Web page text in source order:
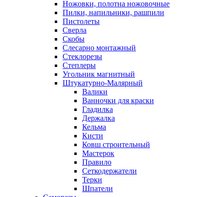
Ножовки, полотна ножовочные
Пилки, напильники, рашпили
Пистолеты
Сверла
Скобы
Слесарно монтажный
Стеклорезы
Степлеры
Угольник магнитный
Штукатурно-Малярный
Валики
Ванночки для краски
Гладилка
Держалка
Кельма
Кисти
Ковш строительный
Мастерок
Правило
Сеткодержатели
Терки
Шпатели